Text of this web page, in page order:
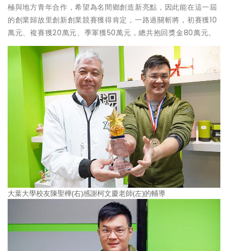
極與地方青年合作，希望為名間鄉創造新亮點，因此能在這一屆
的創業歸故里創新創業競賽獲得肯定，一路過關斬將，初賽獲10
萬元、複賽獲20萬元、季軍獲50萬元，總共抱回獎金80萬元。
大葉大學校友陳聖樺(右)感謝柯文慶老師(左)的輔導